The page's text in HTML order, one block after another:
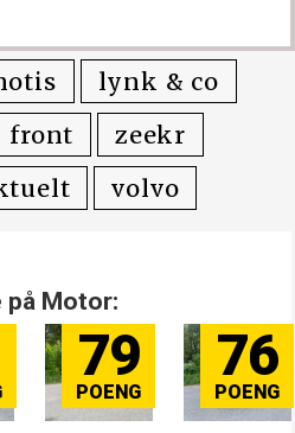
lynk & co
front
zeekr
volvo
på Motor:
79 76